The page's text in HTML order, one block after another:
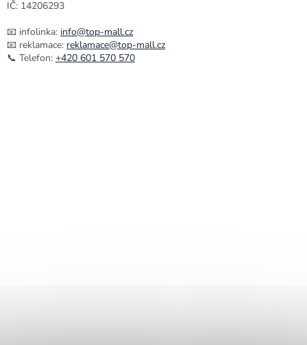
IČ: 14206293
📧 infolinka: info@top-mall.cz
📧 reklamace: reklamace@top-mall.cz
📞 Telefon: +420 601 570 570